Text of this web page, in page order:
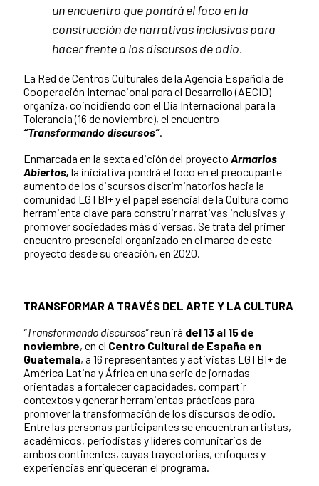
un encuentro que pondrá el foco en la
construcción de narrativas inclusivas para
hacer frente a los discursos de odio.
La Red de Centros Culturales de la Agencia Española de
Cooperación Internacional para el Desarrollo (AECID)
organiza, coincidiendo con el Día Internacional para la
Tolerancia (16 de noviembre), el encuentro
“Transformando discursos”.
Enmarcada en la sexta edición del proyecto Armarios
Abiertos, la iniciativa pondrá el foco en el preocupante
aumento de los discursos discriminatorios hacia la
comunidad LGTBI+ y el papel esencial de la Cultura como
herramienta clave para construir narrativas inclusivas y
promover sociedades más diversas. Se trata del primer
encuentro presencial organizado en el marco de este
proyecto desde su creación, en 2020.
TRANSFORMAR A TRAVÉS DEL ARTE Y LA CULTURA
“Transformando discursos”reunirá del 13 al 15 de
noviembre, en el Centro Cultural de España en
Guatemala, a 16 representantes y activistas LGTBI+ de
América Latina y África en una serie de jornadas
orientadas a fortalecer capacidades, compartir
contextos y generar herramientas prácticas para
promover la transformación de los discursos de odio.
Entre las personas participantes se encuentran artistas,
académicos, periodistas y líderes comunitarios de
ambos continentes, cuyas trayectorias, enfoques y
experiencias enriquecerán el programa.